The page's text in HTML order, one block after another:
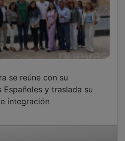
y traslada su
integración